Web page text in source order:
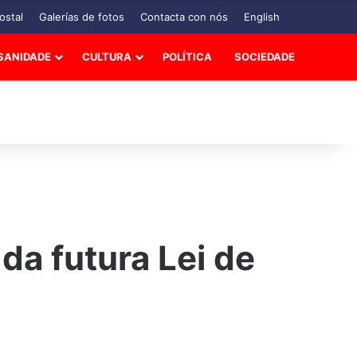
Galerías de fotos Contacta con nós English
CULTURA POLÍTICA SOCIEDADE
futura Lei de